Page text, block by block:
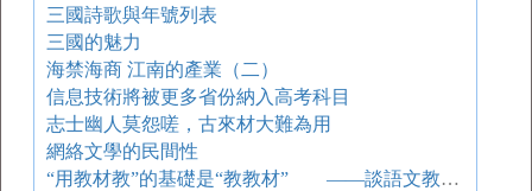
三國詩歌與年號列表
三國的魅力
海禁海商 江南的產業（二）
信息技術將被更多省份納入高考科目
志士幽人莫怨嗟，古來材大難為用
網絡文學的民間性
“用教材教”的基礎是“教教材” ——談語文教學內容的規定性